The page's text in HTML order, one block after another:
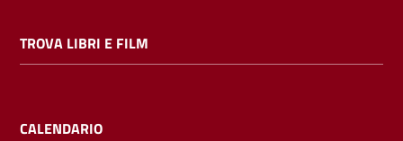
TROVA LIBRI E FILM
CALENDARIO